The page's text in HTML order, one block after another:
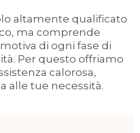
altamente qualificato
ma comprende
di ogni fase di
Per questo offriamo
calorosa,
alle tue necessità.